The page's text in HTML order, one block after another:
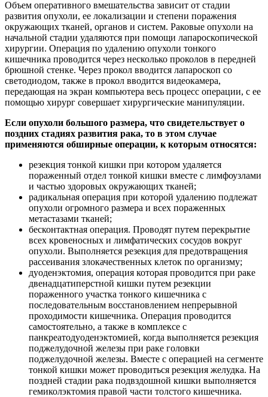
Объем оперативного вмешательства зависит от стадии
развития опухоли, ее локализации и степени поражения
окружающих тканей, органов и систем. Раковые опухоли на
начальной стадии удаляются при помощи лапароскопической
хирургии. Операция по удалению опухоли тонкого
кишечника проводится через несколько проколов в передней
брюшной стенке. Через прокол вводится лапароскоп со
светодиодом, также в прокол вводится видеокамера,
передающая на экран компьютера весь процесс операции, с ее
помощью хирург совершает хирургические манипуляции.
Если опухоли большого размера, что свидетельствует о
поздних стадиях развития рака, то в этом случае
применяются обширные операции, к которым относятся:
резекция тонкой кишки при котором удаляется
пораженный отдел тонкой кишки вместе с лимфоузлами
и частью здоровых окружающих тканей;
радикальная операция при которой удалению подлежат
опухоли огромного размера и всех пораженных
метастазами тканей;
бесконтактная операция. Проводят путем перекрытие
всех кровеносных и лимфатических сосудов вокруг
опухоли. Выполняется резекция для предотвращения
рассеивания злокачественных клеток по организму;
дуоденэктомия, операция которая проводится при раке
двенадцатиперстной кишки путем резекции
пораженного участка тонкого кишечника с
последовательным восстановлением непрерывной
проходимости кишечника. Операция проводится
самостоятельно, а также в комплексе с
панкреатодуоденэктомией, когда выполняется резекция
поджелудочной железы при раке головки
поджелудочной железы. Вместе с операцией на сегменте
тонкой кишки может проводиться резекция желудка. На
поздней стадии рака подвздошной кишки выполняется
гемиколэктомия правой части толстого кишечника.